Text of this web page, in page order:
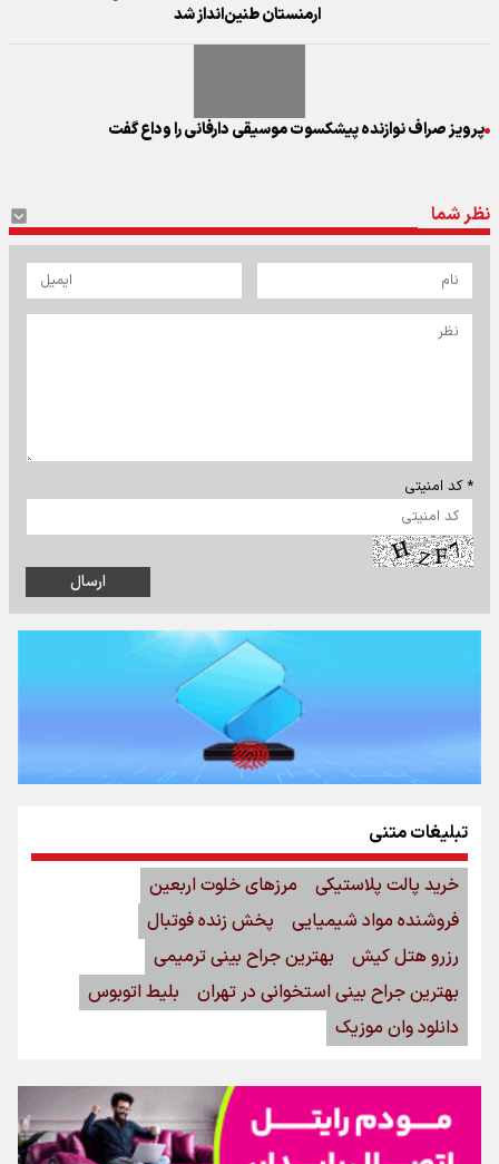
ارمنستان طنین‌انداز شد
پرویز صراف نوازنده پیشکسوت موسیقی دارفانی را وداع گفت
نظر شما
* کد امنیتی
تبلیغات متنی
خرید پالت پلاستیکی
مرزهای خلوت اربعین
فروشنده مواد شیمیایی
پخش زنده فوتبال
رزرو هتل کیش
بهترین جراح بینی ترمیمی
بهترین جراح بینی استخوانی در تهران
بلیط اتوبوس
دانلود وان موزیک